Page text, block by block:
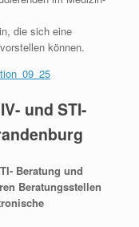
die sich eine
können.
und STI-
Beratung und
Beratungsstellen